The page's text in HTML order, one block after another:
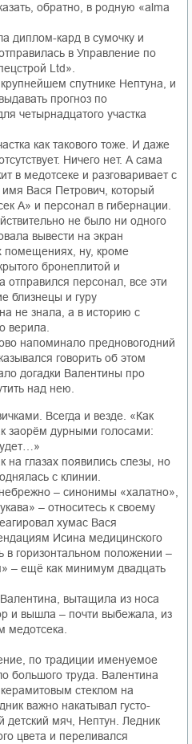
обратно, в родную «alma
диплом-кард в сумочку и
в Управление по
Ltd».
спутнике Нептуна, и
прогноз по
четырнадцатого участка
как такового тоже. И даже
Ничего нет. А сама
в медотсеке и разговаривает с
Вася Петрович, который
А» и персонал в гибернации.
не было ни одного
вывести на экран
помещениях, ну, кроме
бронеплитой и
отправился персонал, все эти
близнецы и гуру
не знала, а в историю с
верила.
напоминало предновогодний
говорить об этом
догадки Валентины про
над нею.
Всегда и везде. «Как
заорём дурными голосами:
на глазах появились слезы, но
с клинии.
– синонимы «халатно»,
– относитесь к своему
хумас Вася
Исина медицинского
в горизонтальном положении –
– ещё как минимум двадцать
вытащила из носа
и вышла – почти выбежала, из
медотсека.
по традиции именуемое
большого труда. Валентина
стеклом на
важно накатывал густо-
детский мяч, Нептун. Ледник
цвета и переливался